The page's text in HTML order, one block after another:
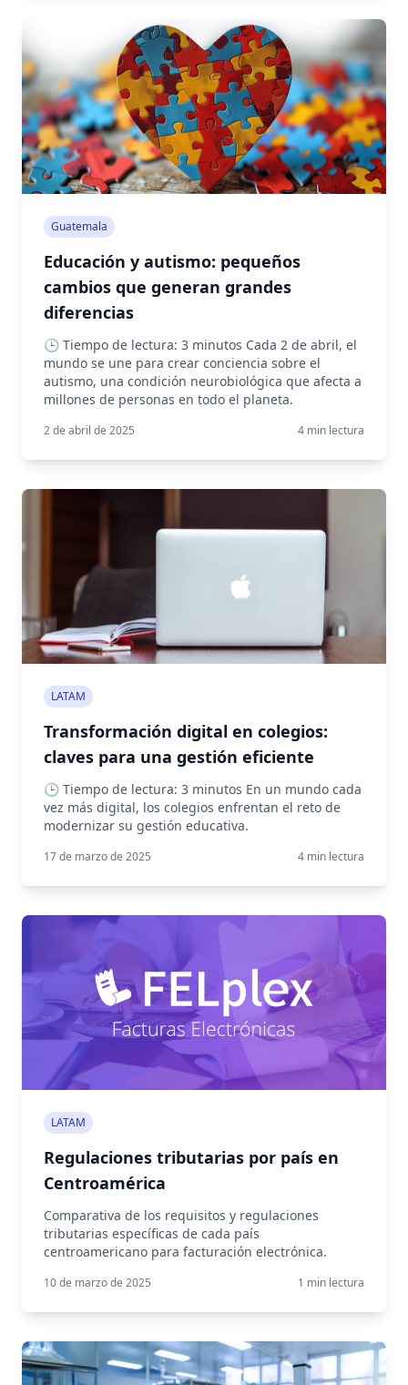
Guatemala
Educación y autismo: pequeños
cambios que generan grandes
diferencias
🕒 Tiempo de lectura: 3 minutos Cada 2 de abril, el
mundo se une para crear conciencia sobre el
autismo, una condición neurobiológica que afecta a
millones de personas en todo el planeta.
2 de abril de 2025 4 min lectura
LATAM
Transformación digital en colegios:
claves para una gestión eficiente
🕒 Tiempo de lectura: 3 minutos En un mundo cada
vez más digital, los colegios enfrentan el reto de
modernizar su gestión educativa.
17 de marzo de 2025 4 min lectura
LATAM
Regulaciones tributarias por país en
Centroamérica
Comparativa de los requisitos y regulaciones
tributarias específicas de cada país
centroamericano para facturación electrónica.
10 de marzo de 2025 1 min lectura